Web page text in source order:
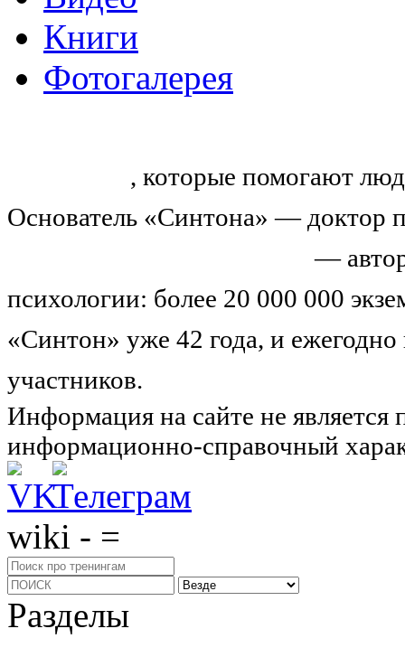
Книги
Фотогалерея
, которые помогают
Основатель «Синтона» — доктор
—
психологии: более 20 000 000
«Синтон» уже 42 года, и
участников.
Информация на сайте не
информационно-справочный
wiki - =
Разделы